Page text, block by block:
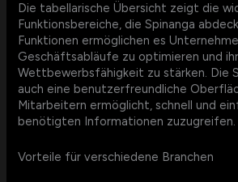
Die tabellarische Übersicht zeigt die
Funktionsbereiche, die Spinanga
Funktionen ermöglichen es
Geschäftsabläufe zu optimieren und
Wettbewerbsfähigkeit zu stärken. Die
auch eine benutzerfreundliche
Mitarbeitern ermöglicht, schnell und
benötigten Informationen zuzugreifen.
Vorteile für verschiedene Branchen